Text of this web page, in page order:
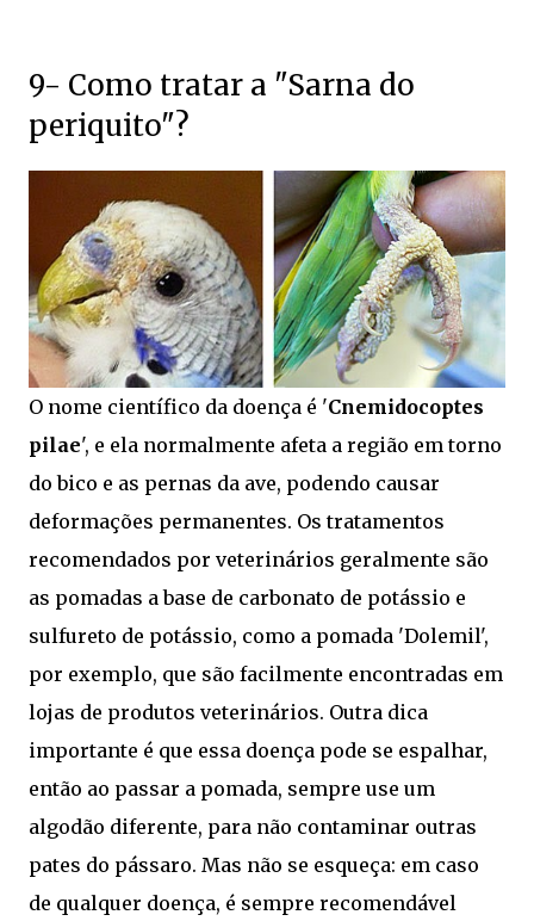
9- Como tratar a "Sarna do
periquito"?
O nome científico da doença é 'Cnemidocoptes
pilae', e ela normalmente afeta a região em torno
do bico e as pernas da ave, podendo causar
deformações permanentes. Os tratamentos
recomendados por veterinários geralmente são
as pomadas a base de carbonato de potássio e
sulfureto de potássio, como a pomada 'Dolemil',
por exemplo, que são facilmente encontradas em
lojas de produtos veterinários. Outra dica
importante é que essa doença pode se espalhar,
então ao passar a pomada, sempre use um
algodão diferente, para não contaminar outras
pates do pássaro. Mas não se esqueça: em caso
de qualquer doença, é sempre recomendável